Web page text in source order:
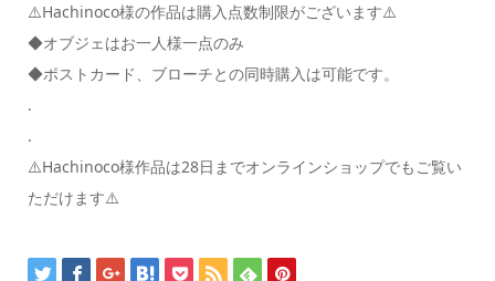
⚠️Hachinoco様の作品は購入点数制限がございます⚠️
◆オブジェはお一人様一点のみ
◆ポストカード、ブローチとの同時購入は可能です。
.
.
⚠️Hachinoco様作品は28日までオンラインショップでもご覧い
ただけます⚠️